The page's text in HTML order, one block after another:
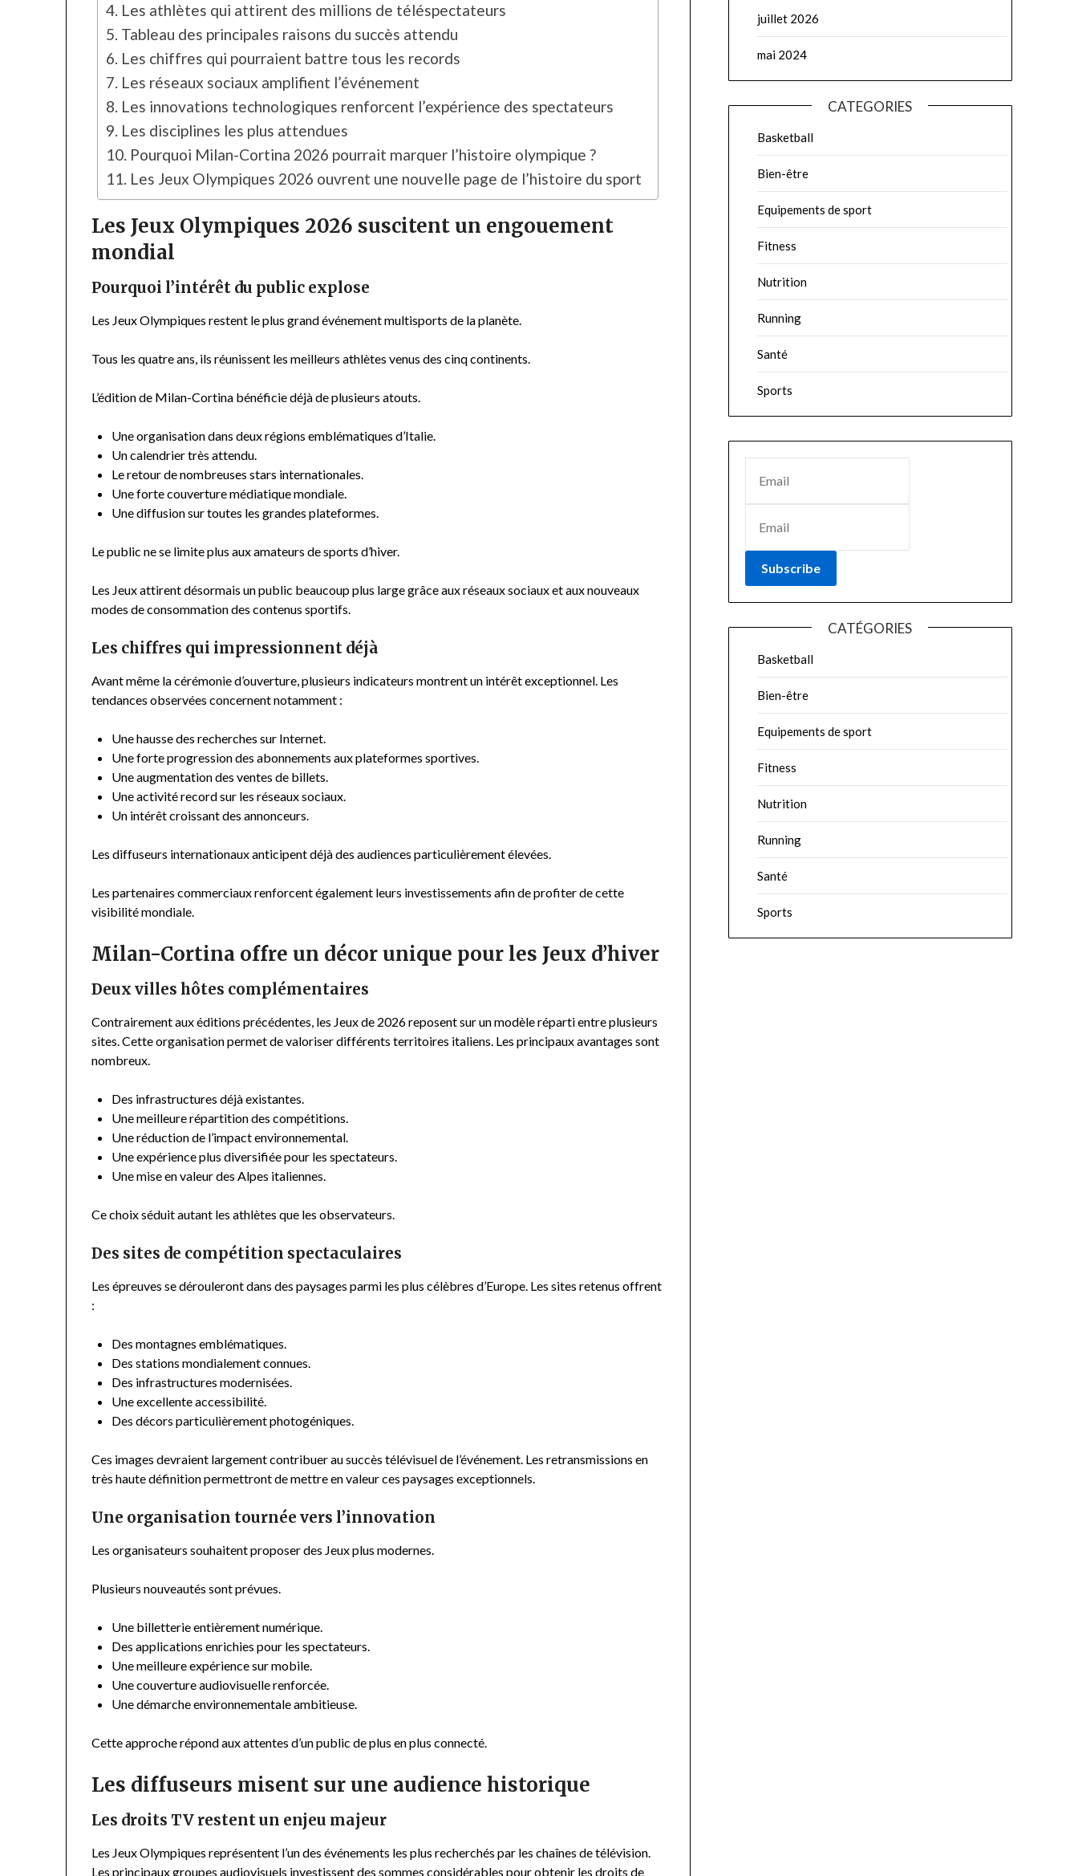
Les athlètes qui attirent des millions de téléspectateurs
Tableau des principales raisons du succès attendu
Les chiffres qui pourraient battre tous les records
Les réseaux sociaux amplifient l’événement
Les innovations technologiques renforcent l’expérience des spectateurs
Les disciplines les plus attendues
Pourquoi Milan-Cortina 2026 pourrait marquer l’histoire olympique ?
Les Jeux Olympiques 2026 ouvrent une nouvelle page de l’histoire du sport
Les Jeux Olympiques 2026 suscitent un engouement
mondial
Pourquoi l’intérêt du public explose
Les Jeux Olympiques restent le plus grand événement multisports de la planète.
Tous les quatre ans, ils réunissent les meilleurs athlètes venus des cinq continents.
L’édition de Milan-Cortina bénéficie déjà de plusieurs atouts.
Une organisation dans deux régions emblématiques d’Italie.
Un calendrier très attendu.
Le retour de nombreuses stars internationales.
Une forte couverture médiatique mondiale.
Une diffusion sur toutes les grandes plateformes.
Le public ne se limite plus aux amateurs de sports d’hiver.
Les Jeux attirent désormais un public beaucoup plus large grâce aux réseaux sociaux et aux nouveaux
modes de consommation des contenus sportifs.
Les chiffres qui impressionnent déjà
Avant même la cérémonie d’ouverture, plusieurs indicateurs montrent un intérêt exceptionnel. Les
tendances observées concernent notamment :
Une hausse des recherches sur Internet.
Une forte progression des abonnements aux plateformes sportives.
Une augmentation des ventes de billets.
Une activité record sur les réseaux sociaux.
Un intérêt croissant des annonceurs.
Les diffuseurs internationaux anticipent déjà des audiences particulièrement élevées.
Les partenaires commerciaux renforcent également leurs investissements afin de profiter de cette
visibilité mondiale.
Milan-Cortina offre un décor unique pour les Jeux d’hiver
Deux villes hôtes complémentaires
Contrairement aux éditions précédentes, les Jeux de 2026 reposent sur un modèle réparti entre plusieurs
sites. Cette organisation permet de valoriser différents territoires italiens. Les principaux avantages sont
nombreux.
Des infrastructures déjà existantes.
Une meilleure répartition des compétitions.
Une réduction de l’impact environnemental.
Une expérience plus diversifiée pour les spectateurs.
Une mise en valeur des Alpes italiennes.
Ce choix séduit autant les athlètes que les observateurs.
Des sites de compétition spectaculaires
Les épreuves se dérouleront dans des paysages parmi les plus célèbres d’Europe. Les sites retenus offrent
:
Des montagnes emblématiques.
Des stations mondialement connues.
Des infrastructures modernisées.
Une excellente accessibilité.
Des décors particulièrement photogéniques.
Ces images devraient largement contribuer au succès télévisuel de l’événement. Les retransmissions en
très haute définition permettront de mettre en valeur ces paysages exceptionnels.
Une organisation tournée vers l’innovation
Les organisateurs souhaitent proposer des Jeux plus modernes.
Plusieurs nouveautés sont prévues.
Une billetterie entièrement numérique.
Des applications enrichies pour les spectateurs.
Une meilleure expérience sur mobile.
Une couverture audiovisuelle renforcée.
Une démarche environnementale ambitieuse.
Cette approche répond aux attentes d’un public de plus en plus connecté.
Les diffuseurs misent sur une audience historique
Les droits TV restent un enjeu majeur
Les Jeux Olympiques représentent l’un des événements les plus recherchés par les chaînes de télévision.
Les principaux groupes audiovisuels investissent des sommes considérables pour obtenir les droits de
juillet 2026
mai 2024
CATEGORIES
Basketball
Bien-être
Equipements de sport
Fitness
Nutrition
Running
Santé
Sports
Subscribe
CATÉGORIES
Basketball
Bien-être
Equipements de sport
Fitness
Nutrition
Running
Santé
Sports